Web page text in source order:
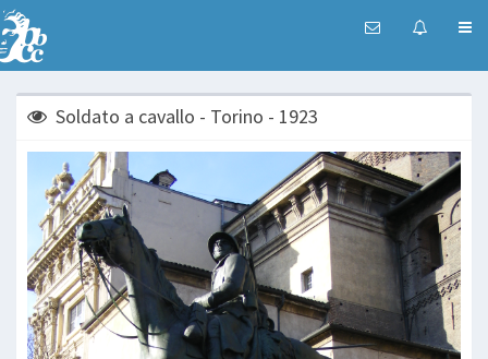
Soldato a cavallo - Torino - 1923